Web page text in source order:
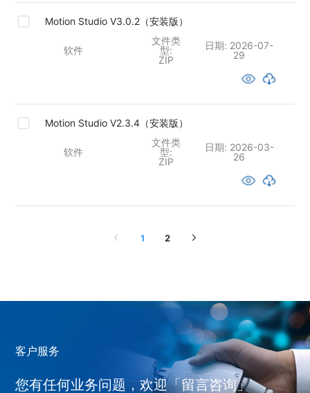
Motion Studio V3.0.2（安装版）
软件
文件类
型:
ZIP
日期: 2026-07-
29
Motion Studio V2.3.4（安装版）
软件
文件类
型:
ZIP
日期: 2026-03-
26
1 2
客户服务
您有任何业务问题，欢迎「留言咨询」